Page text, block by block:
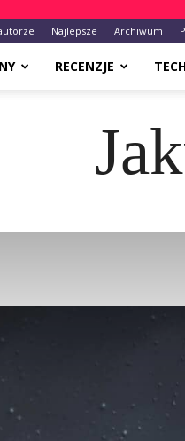
Najlepsze Archiwum
RECENZJE